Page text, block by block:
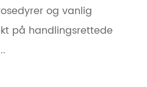
og vanlig
på handlingsrettede